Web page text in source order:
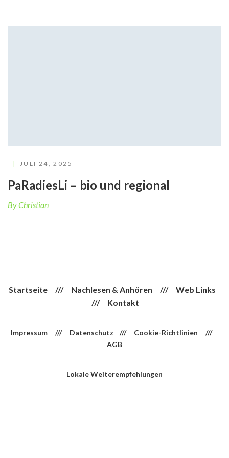
JULI 24, 2025
PaRadiesLi – bio und regional
By Christian
Startseite /// Nachlesen & Anhören /// Web Links
/// Kontakt
Impressum /// Datenschutz /// Cookie-Richtlinien ///
AGB
Lokale Weiterempfehlungen